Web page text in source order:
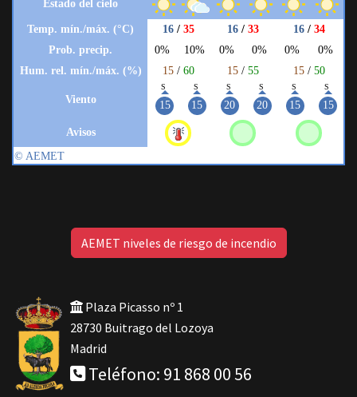
AEMET niveles de riesgo de incendio
Plaza Picasso nº 1
28730 Buitrago del Lozoya
Madrid
Teléfono: 91 868 00 56